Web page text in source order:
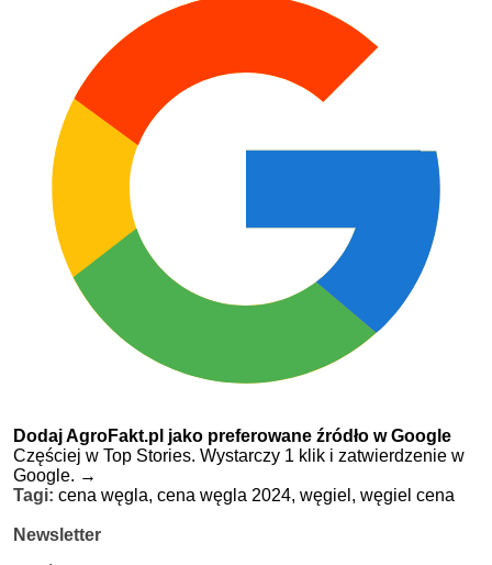
Dodaj AgroFakt.pl jako preferowane źródło w Google
Częściej w Top Stories. Wystarczy 1 klik i zatwierdzenie w
Google. →
Tagi: cena węgla, cena węgla 2024, węgiel, węgiel cena
Newsletter